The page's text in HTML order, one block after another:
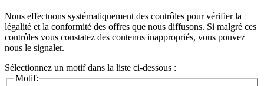
Nous effectuons systématiquement des contrôles pour vérifier la
légalité et la conformité des offres que nous diffusons. Si malgré ces
contrôles vous constatez des contenus inappropriés, vous pouvez
nous le signaler.
Sélectionnez un motif dans la liste ci-dessous :
Motif: